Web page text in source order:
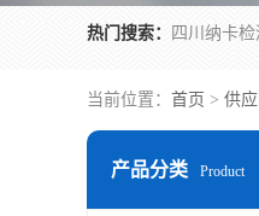
热门搜索：
当前位置： 首页 > 供
产品分类 Product